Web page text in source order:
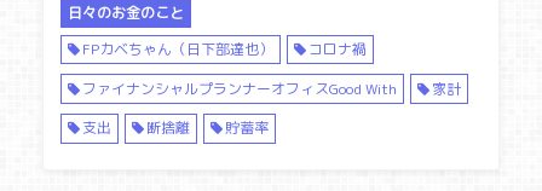
日々のお金のこと
FPカベちゃん（日下部達也）
コロナ禍
ファイナンシャルプランナーオフィスGood With
家計
支出
断捨離 貯蓄率